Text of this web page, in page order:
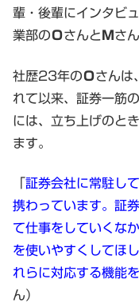
輩・後輩にインタビ
業部のＯさんと Ｍ さ
社歴23年のＯさんは
れて以来、証券一筋
には、立ち上げのと
ます。
証券会社に常駐し
携わっています。証
て仕事をしていくな
を使いやすくしてほ
れらに対応する機能
ん）